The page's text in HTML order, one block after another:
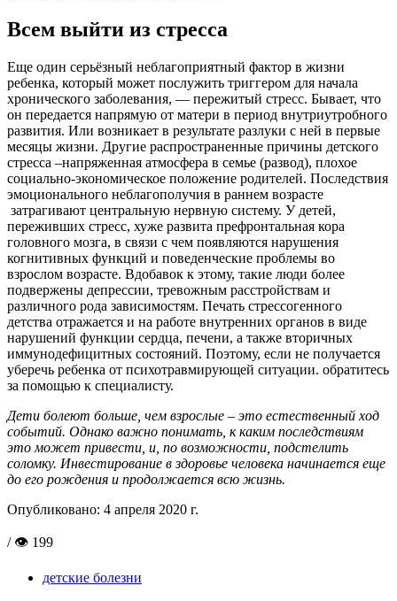
Всем выйти из стресса
Еще один серьёзный неблагоприятный фактор в жизни
ребенка, который может послужить триггером для начала
хронического заболевания, — пережитый стресс. Бывает, что
он передается напрямую от матери в период внутриутробного
развития. Или возникает в результате разлуки с ней в первые
месяцы жизни. Другие распространенные причины детского
стресса –напряженная атмосфера в семье (развод), плохое
социально-экономическое положение родителей. Последствия
эмоционального неблагополучия в раннем возрасте
затрагивают центральную нервную систему. У детей,
переживших стресс, хуже развита префронтальная кора
головного мозга, в связи с чем появляются нарушения
когнитивных функций и поведенческие проблемы во
взрослом возрасте. Вдобавок к этому, такие люди более
подвержены депрессии, тревожным расстройствам и
различного рода зависимостям. Печать стрессогенного
детства отражается и на работе внутренних органов в виде
нарушений функции сердца, печени, а также вторичных
иммунодефицитных состояний. Поэтому, если не получается
уберечь ребенка от психотравмирующей ситуации. обратитесь
за помощью к специалисту.
Дети болеют больше, чем взрослые – это естественный ход
событий. Однако важно понимать, к каким последствиям
это может привести, и, по возможности, подстелить
соломку. Инвестирование в здоровье человека начинается еще
до его рождения и продолжается всю жизнь.
Опубликовано: 4 апреля 2020 г.
/ 👁 199
детские болезни